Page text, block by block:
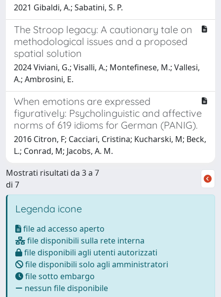
2021 Gibaldi, A.; Sabatini, S. P.
The Stroop legacy: A cautionary tale on
methodological issues and a proposed
spatial solution
2024 Viviani, G.; Visalli, A.; Montefinese, M.; Vallesi,
A.; Ambrosini, E.
When emotions are expressed
figuratively: Psycholinguistic and affective
norms of 619 idioms for German (PANIG).
2016 Citron, F; Cacciari, Cristina; Kucharski, M; Beck,
L.; Conrad, M; Jacobs, A. M.
Mostrati risultati da 3 a 7
di 7
Legenda icone
file ad accesso aperto
file disponibili sulla rete interna
file disponibili agli utenti autorizzati
file disponibili solo agli amministratori
file sotto embargo
nessun file disponibile